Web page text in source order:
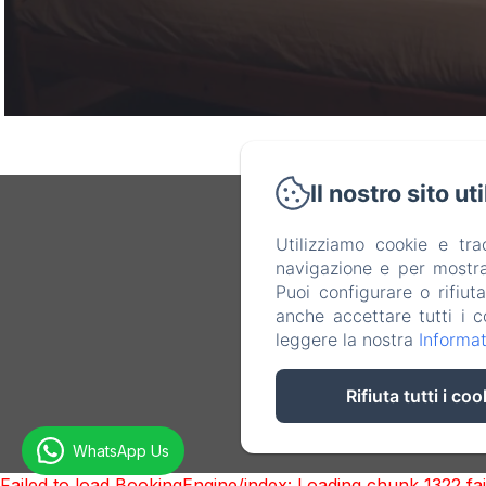
Il nostro sito
Utilizziamo cookie e
navigazione e per
Puoi configurare o
anche accettare tutti i
leggere la nostra
Rifiuta tutti i
WhatsApp Us